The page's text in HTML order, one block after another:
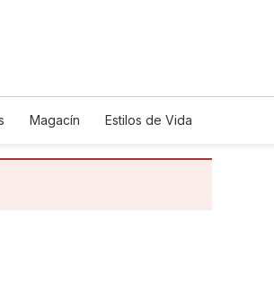
Magacín
Estilos de Vida